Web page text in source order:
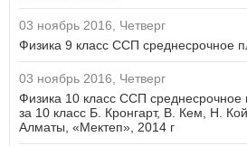
03 ноябрь 2016, Четверг
Физика 9 класс ССП среднесрочное
03 ноябрь 2016, Четверг
Физика 10 класс ССП среднесрочное
за 10 класс Б. Кронгарт, В. Кем, Н.
Алматы, «Мектеп», 2014 г